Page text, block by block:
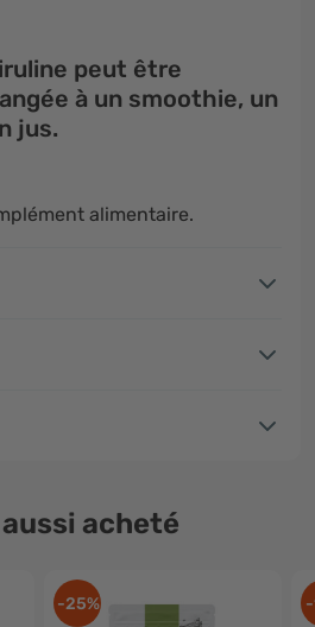
peut être
à un smoothie, un
jus.
alimentaire.
acheté
-25%